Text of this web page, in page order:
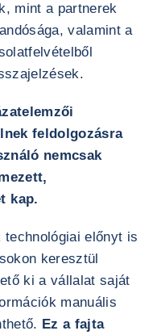
mint a partnerek
valamint a
feldolgozásra
nemcsak
kap.
technológiai előnyt is
keresztül
ki a vállalat saját
manuális
Ez a fajta